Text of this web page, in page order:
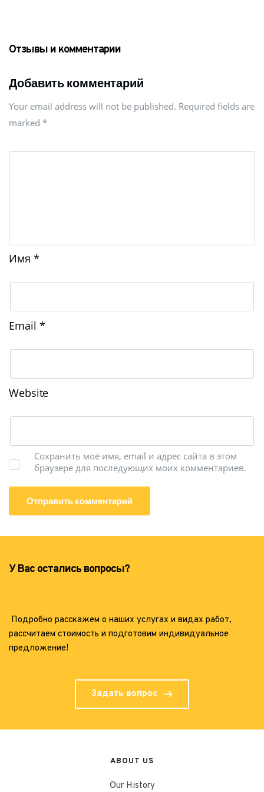
Отзывы и комментарии
Добавить комментарий
Your email address will not be published. Required fields are
marked *
Имя *
Email *
Website
Сохранить моё имя, email и адрес сайта в этом
браузере для последующих моих комментариев.
У Вас остались вопросы?
рассчитаем стоимость и подготовим индивидуальное
предложение!
Задать вопрос
ABOUT US
Our History